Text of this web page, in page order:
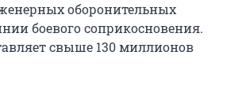
оборонительных
боевого соприкосновения.
свыше 130 миллионов